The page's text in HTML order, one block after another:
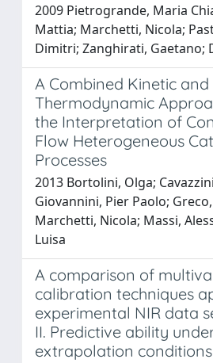
2009 Pietrogrande, Maria
Mattia; Marchetti, Nicola;
Dimitri; Zanghirati, Gaetano;
A Combined Kinetic and
Thermodynamic
the Interpretation of
Flow Heterogeneous
Processes
2013 Bortolini, Olga;
Giovannini, Pier Paolo;
Marchetti, Nicola; Massi,
Luisa
A comparison of
calibration techniques
experimental NIR data
II. Predictive ability
extrapolation conditions